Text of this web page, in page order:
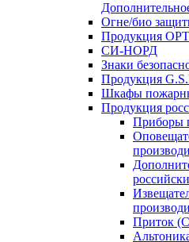
Огне/био
Продукция
СИ-НОРД
Знаки
Продукция
Шкафы
Продукция
Приборы
Приток